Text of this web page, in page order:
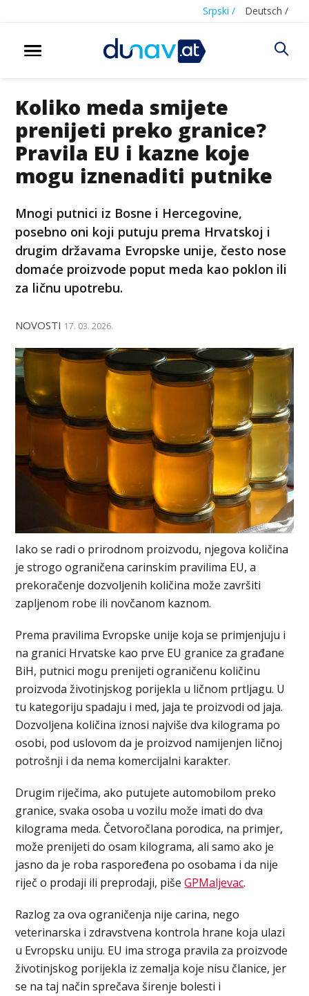
Srpski / Deutsch /
Koliko meda smijete
prenijeti preko granice?
Pravila EU i kazne koje
mogu iznenaditi putnike
Mnogi putnici iz Bosne i Hercegovine,
posebno oni koji putuju prema Hrvatskoj i
drugim državama Evropske unije, često nose
domaće proizvode poput meda kao poklon ili
za ličnu upotrebu.
NOVOSTI 17. 03. 2026.
Iako se radi o prirodnom proizvodu, njegova količina
je strogo ograničena carinskim pravilima EU, a
prekoračenje dozvoljenih količina može završiti
zapljenom robe ili novčanom kaznom.
Prema pravilima Evropske unije koja se primjenjuju i
na granici Hrvatske kao prve EU granice za građane
BiH, putnici mogu prenijeti ograničenu količinu
proizvoda životinjskog porijekla u ličnom prtljagu. U
tu kategoriju spadaju i med, jaja te proizvodi od jaja.
Dozvoljena količina iznosi najviše dva kilograma po
osobi, pod uslovom da je proizvod namijenjen ličnoj
potrošnji i da nema komercijalni karakter.
Drugim riječima, ako putujete automobilom preko
granice, svaka osoba u vozilu može imati do dva
kilograma meda. Četvoročlana porodica, na primjer,
može prenijeti do osam kilograma, ali samo ako je
jasno da je roba raspoređena po osobama i da nije
riječ o prodaji ili preprodaji, pišeGPMaljevac.
Razlog za ova ograničenja nije carina, nego
veterinarska i zdravstvena kontrola hrane koja ulazi
u Evropsku uniju. EU ima stroga pravila za proizvode
životinjskog porijekla iz zemalja koje nisu članice, jer
se na taj način sprečava širenje bolesti i